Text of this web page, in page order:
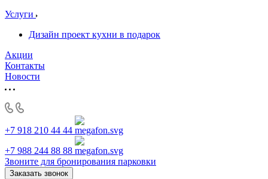
Услуги
Дизайн проект кухни в подарок
Акции
Контакты
Новости
+7 918 210 44 44
+7 988 244 88 88
Звоните для бронирования парковки
Заказать звонок